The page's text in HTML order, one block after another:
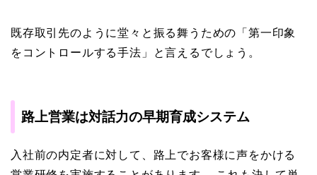
既存取引先のように堂々と振る舞うための「第一印象
をコントロールする手法」と言えるでしょう。
路上営業は対話力の早期育成システム
入社前の内定者に対して、路上でお客様に声をかける